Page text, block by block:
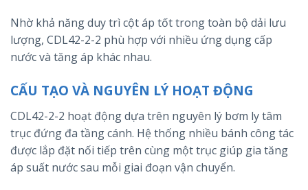
Nhờ khả năng duy trì cột áp tốt trong toàn bộ dải lưu
lượng, CDL42-2-2 phù hợp với nhiều ứng dụng cấp
nước và tăng áp khác nhau.
CẤU TẠO VÀ NGUYÊN LÝ HOẠT ĐỘNG
CDL42-2-2 hoạt động dựa trên nguyên lý bơm ly tâm
trục đứng đa tầng cánh. Hệ thống nhiều bánh công tác
được lắp đặt nối tiếp trên cùng một trục giúp gia tăng
áp suất nước sau mỗi giai đoạn vận chuyển.